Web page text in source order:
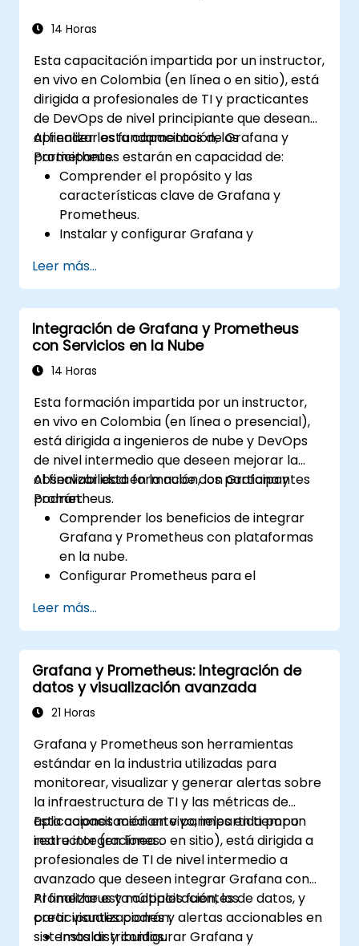
paneles de control dinámicos.
través de Grafana.
Instalar y gestionar complementos para
ampliar la funcionalidad de Grafana.
14 Horas
Esta capacitación impartida por un instructor,
en vivo en Colombia (en línea o en sitio), está
dirigida a profesionales de TI y practicantes
de DevOps de nivel principiante que desean
aprender los fundamentos de Grafana y
Prometheus.
Al finalizar esta capacitación, los
participantes estarán en capacidad de:
Comprender el propósito y las
características clave de Grafana y
Prometheus.
Instalar y configurar Grafana y
Configurar fuentes de datos básicas y
paneles en Grafana.
Monitorizar métricas del sistema y
visualizar datos utilizando Prometheus.
Leer más...
Integración de Grafana y Prometheus
con Servicios en la Nube
14 Horas
Esta formación impartida por un instructor,
en vivo en Colombia (en línea o presencial),
está dirigida a ingenieros de nube y DevOps
de nivel intermedio que deseen mejorar la
observabilidad en la nube con Grafana y
Prometheus.
Al finalizar esta formación, los participantes
podrán:
Comprender los beneficios de integrar
Grafana y Prometheus con plataformas
en la nube.
Configurar Prometheus para el
nube.
Configurar Grafana para visualizar
métricas de servicios en la nube.
Aprovechar herramientas e
integraciones nativas de la nube para
escalar el monitoreo.
Leer más...
Grafana y Prometheus: Integración de
datos y visualización avanzada
21 Horas
Grafana y Prometheus son herramientas
estándar en la industria utilizadas para
monitorear, visualizar y generar alertas sobre
la infraestructura de TI y las métricas de
aplicaciones mediante paneles en tiempo
real e integraciones.
Esta capacitación en vivo, impartida por un
instructor (en línea o en sitio), está dirigida a
profesionales de TI de nivel intermedio a
avanzado que deseen integrar Grafana con
Prometheus y múltiples fuentes de datos, y
crear visualizaciones y alertas accionables en
sistemas distribuidos.
Al finalizar esta capacitación, los
participantes podrán:
Instalar y configurar Grafana y